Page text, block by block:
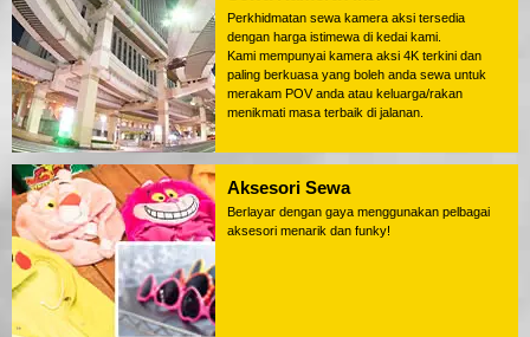
Perkhidmatan sewa kamera aksi tersedia
dengan harga istimewa di kedai kami.
Kami mempunyai kamera aksi 4K terkini dan
paling berkuasa yang boleh anda sewa untuk
merakam POV anda atau keluarga/rakan
menikmati masa terbaik di jalanan.
Aksesori Sewa
Berlayar dengan gaya menggunakan pelbagai
aksesori menarik dan funky!